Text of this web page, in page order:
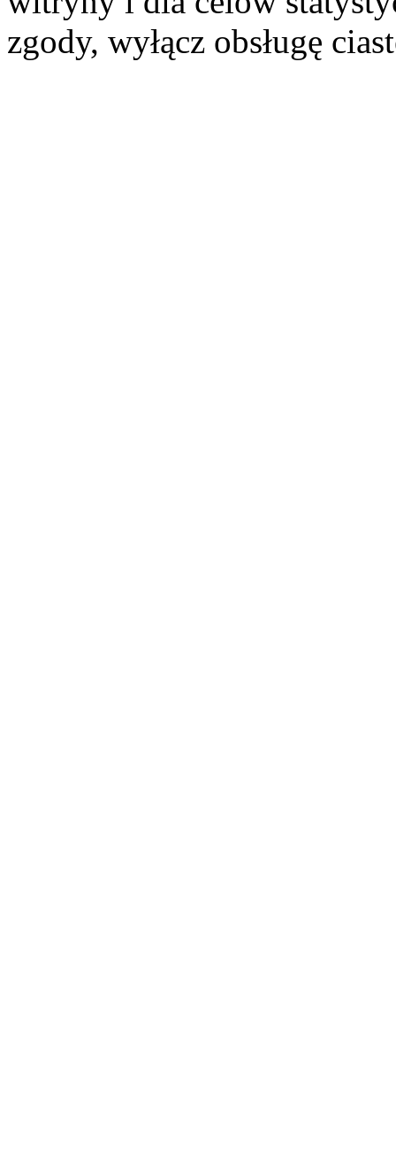
zgody, wyłącz obsługę